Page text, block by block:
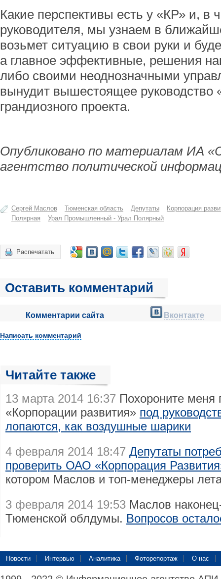
Какие перспективы есть у «КР» и, в
руководителя, мы узнаем в
возьмет ситуацию в свои руки и
а главное эффективные, решения
либо своими неоднозначными
вынудит вышестоящее руководство
грандиозного проекта.
Опубликовано по материалам ИА
агентство политической
Сергей Маслов Тюменская область Депутаты
Корпорация
Полярная
Урал Промышленный - Урал Полярный
Распечатать
Оставить комментарий
Комментарии сайта Вконтакте
Написать комментарий
Читайте также
13 марта 2014 16:37 Похороните меня
«Корпорации развития» под
лопаются, как воздушные шарики
4 февраля 2014 18:47 Депутаты
проверить ОАО «Корпорация
котором Маслов и топ-менеджеры
3 февраля 2014 19:53 Маслов
Тюменской облдумы. Вопросов
Новости Интервью Аналитика Фоторепортаж О нас